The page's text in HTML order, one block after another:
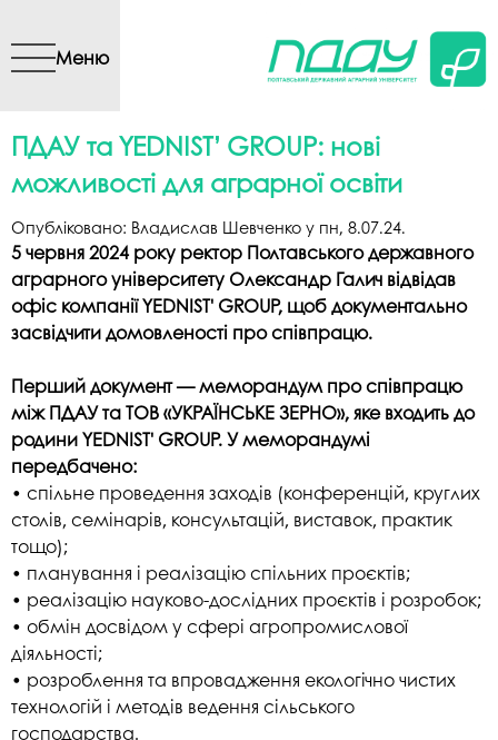
вмісту
Меню
ПДАУ та YEDNIST’ GROUP: нові
можливості для аграрної освіти
Опубліковано: Владислав Шевченко у пн, 8.07.24.
5 червня 2024 року ректор Полтавського державного
аграрного університету Олександр Галич відвідав
офіс компанії YEDNIST' GROUP, щоб документально
засвідчити домовленості про співпрацю.
Перший документ — меморандум про співпрацю
між ПДАУ та ТОВ «УКРАЇНСЬКЕ ЗЕРНО», яке входить до
родини YEDNIST' GROUP. У меморандумі
передбачено:
• спільне проведення заходів (конференцій, круглих
столів, семінарів, консультацій, виставок, практик
тощо);
• планування і реалізацію спільних проєктів;
• реалізацію науково-дослідних проєктів і розробок;
• обмін досвідом у сфері агропромислової
діяльності;
• розроблення та впровадження екологічно чистих
технологій і методів ведення сільського
господарства.